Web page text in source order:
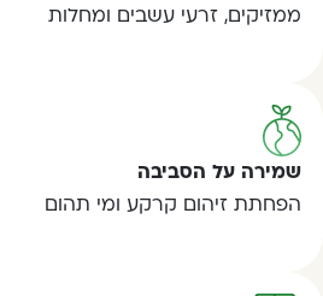
ממזיקים, זרעי עשבים ומחלות
שמירה על הסביבה
הפחתת זיהום קרקע ומי תהום